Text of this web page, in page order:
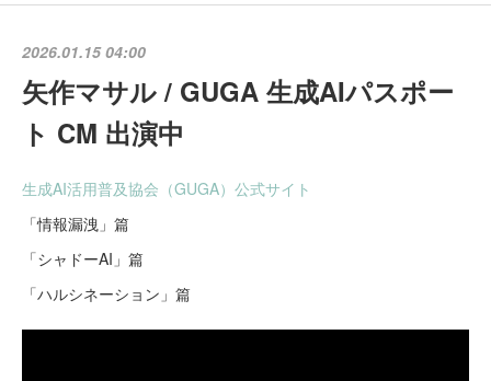
2026.01.15 04:00
矢作マサル / GUGA 生成AIパスポー
ト CM 出演中
生成AI活用普及協会（GUGA）公式サイト
「情報漏洩」篇
「シャドーAI」篇
「ハルシネーション」篇